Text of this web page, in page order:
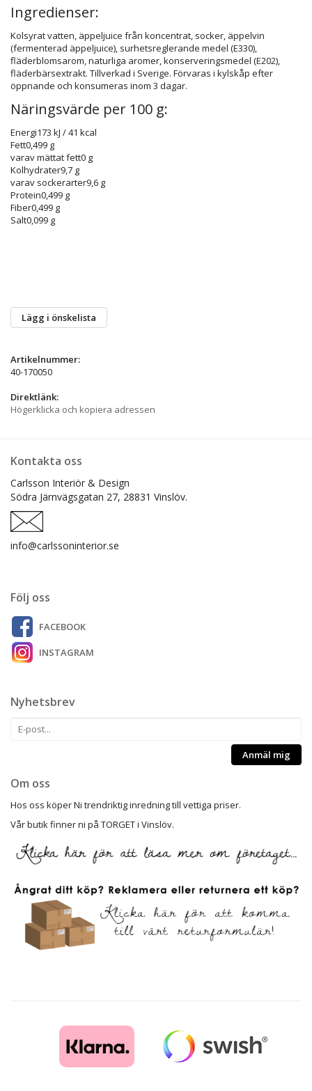
Ingredienser:
Kolsyrat vatten, äppeljuice från koncentrat, socker, äppelvin
(fermenterad äppeljuice), surhetsreglerande medel (E330),
fläderblomsarom, naturliga aromer, konserveringsmedel (E202),
fläderbärsextrakt. Tillverkad i Sverige. Förvaras i kylskåp efter
öppnande och konsumeras inom 3 dagar.
Näringsvärde per 100 g:
Energi173 kJ / 41 kcal
Fett0,499 g
varav mättat fett0 g
Kolhydrater9,7 g
varav sockerarter9,6 g
Protein0,499 g
Fiber0,499 g
Salt0,099 g
Lägg i önskelista
Artikelnummer:
40-170050
Direktlänk:
Högerklicka och kopiera adressen
Kontakta oss
Carlsson Interiör & Design
Södra Järnvägsgatan 27, 28831 Vinslöv.
info@carlssoninterior.se
Följ oss
FACEBOOK
INSTAGRAM
Nyhetsbrev
Anmäl mig
Om oss
Hos oss köper Ni trendriktig inredning till vettiga priser.
Vår butik finner ni på TORGET i Vinslöv.